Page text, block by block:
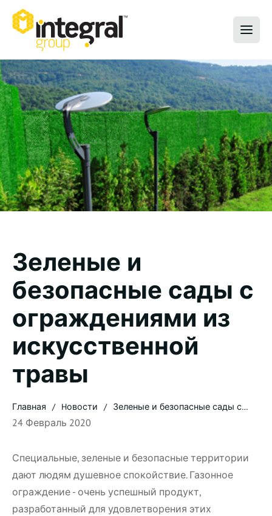
Зеленые и
безопасные сады с
ограждениями из
искусственной
травы
Главная Hовости
Зеленые и безопасные сады с
24 Февраль 2020
Специальные, зеленые и безопасные территории
дают людям душевное спокойствие. Газонное
ограждение - очень успешный продукт,
разработанный для удовлетворения этих